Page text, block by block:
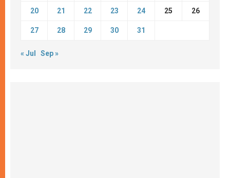
20 21 22 23 24 25 26
27 28 29 30 31
« Jul Sep »